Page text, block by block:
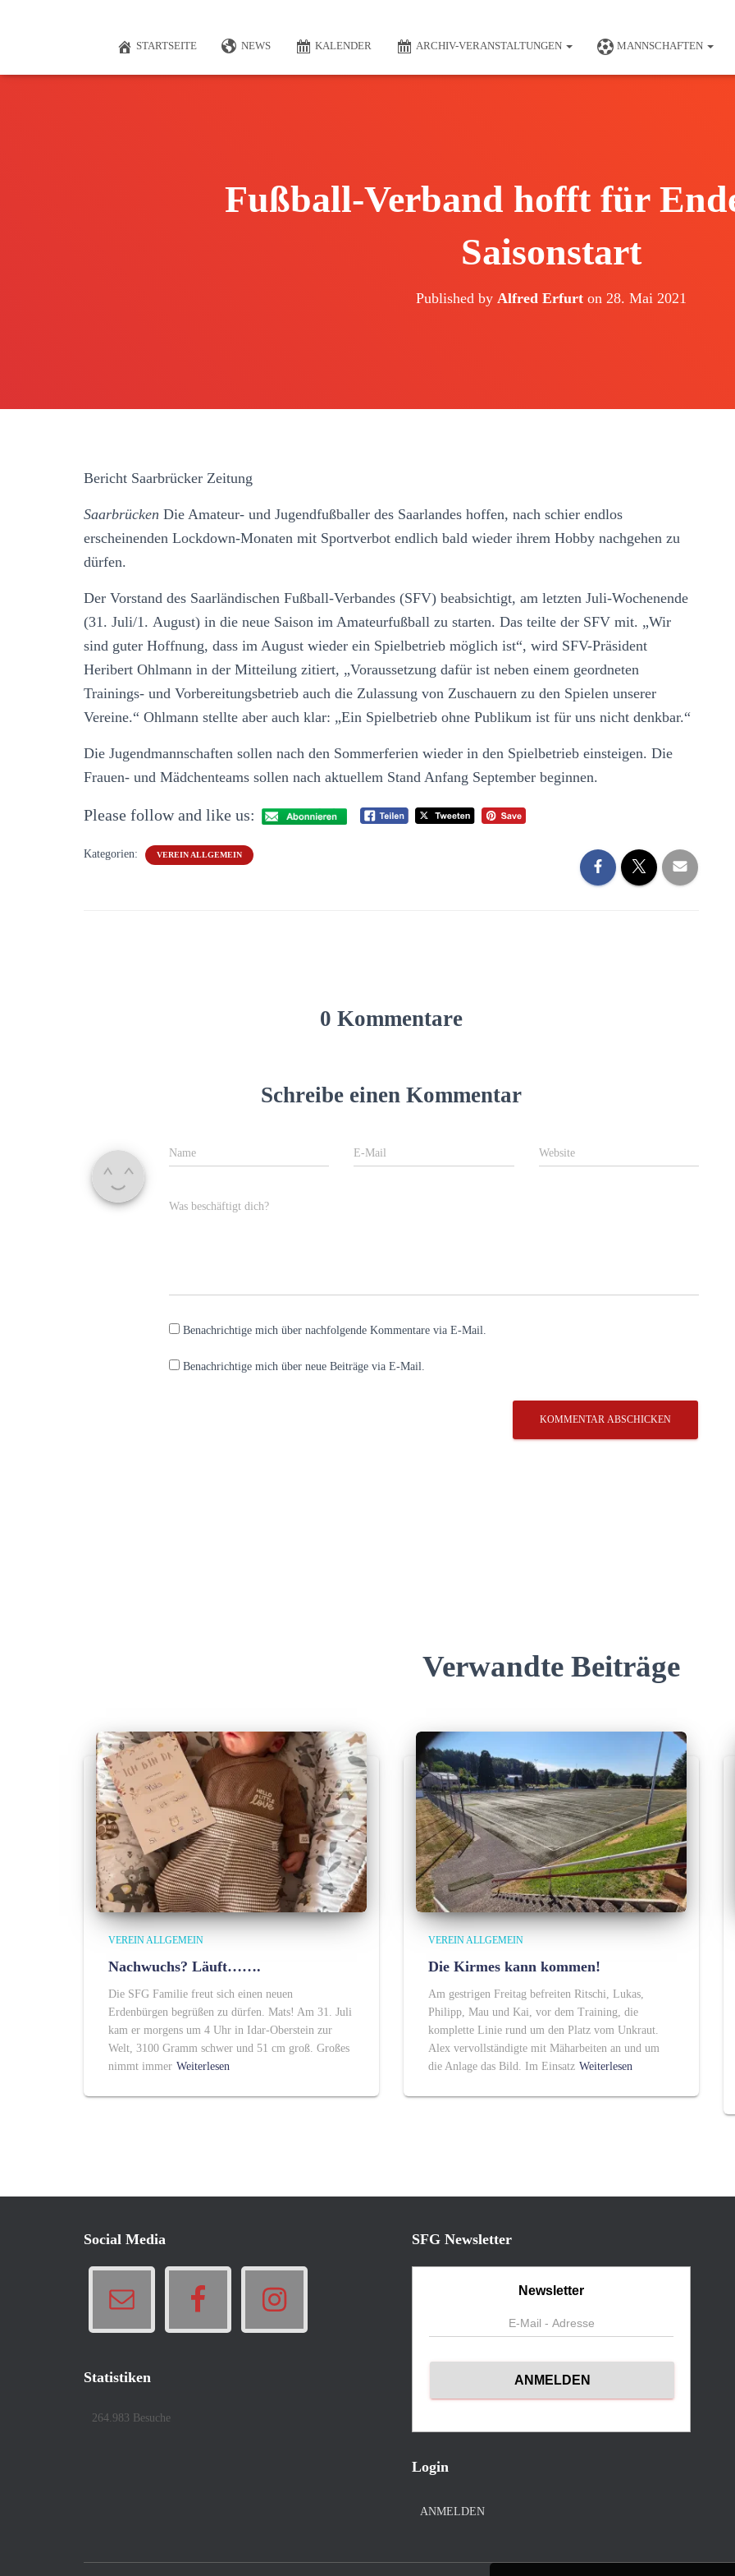
STARTSEITE NEWS KALENDER ARCHIV-VERANSTALTUNGEN MANNSCHAFTEN
Fußball-Verband hofft für
Saisonstart
Published by Alfred Erfurt on 28. Mai 2021
Bericht Saarbrücker Zeitung
Saarbrücken Die Amateur- und Jugendfußballer des Saarlandes hoffen, nach schier endlos
erscheinenden Lockdown-Monaten mit Sportverbot endlich bald wieder ihrem Hobby nachgehen zu
dürfen.
Der Vorstand des Saarländischen Fußball-Verbandes (SFV) beabsichtigt, am letzten Juli-Wochenende
(31. Juli/1. August) in die neue Saison im Amateurfußball zu starten. Das teilte der SFV mit. „Wir
sind guter Hoffnung, dass im August wieder ein Spielbetrieb möglich ist“, wird SFV-Präsident
Heribert Ohlmann in der Mitteilung zitiert, „Voraussetzung dafür ist neben einem geordneten
Trainings- und Vorbereitungsbetrieb auch die Zulassung von Zuschauern zu den Spielen unserer
Vereine.“ Ohlmann stellte aber auch klar: „Ein Spielbetrieb ohne Publikum ist für uns nicht denkbar.“
Die Jugendmannschaften sollen nach den Sommerferien wieder in den Spielbetrieb einsteigen. Die
Frauen- und Mädchenteams sollen nach aktuellem Stand Anfang September beginnen.
Please follow and like us:
Kategorien: VEREIN ALLGEMEIN
0 Kommentare
Schreibe einen Kommentar
Name E-Mail Website
Was beschäftigt dich?
Benachrichtige mich über nachfolgende Kommentare via E-Mail.
Benachrichtige mich über neue Beiträge via E-Mail.
Verwandte Beiträge
VEREIN ALLGEMEIN
Nachwuchs? Läuft…….
Die SFG Familie freut sich einen neuen
Erdenbürgen begrüßen zu dürfen. Mats! Am 31. Juli
kam er morgens um 4 Uhr in Idar-Oberstein zur
Welt, 3100 Gramm schwer und 51 cm groß. Großes
nimmt immer Weiterlesen
VEREIN ALLGEMEIN
Die Kirmes kann kommen!
Am gestrigen Freitag befreiten Ritschi, Lukas,
Philipp, Mau und Kai, vor dem Training, die
komplette Linie rund um den Platz vom Unkraut.
Alex vervollständigte mit Mäharbeiten an und um
die Anlage das Bild. Im Einsatz Weiterlesen
Social Media
Statistiken
264.983 Besuche
SFG Newsletter
Newsletter
Login
ANMELDEN